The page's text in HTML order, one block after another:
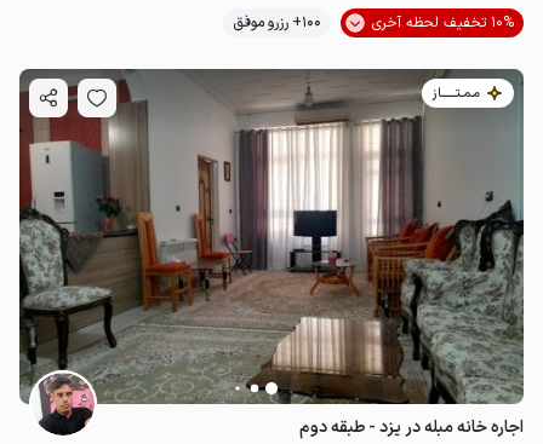
10% تخفیف لحظه آخری
100+ رزرو موفق
مـمـتــــــاز
اجاره خانه مبله در یزد - طبقه دوم